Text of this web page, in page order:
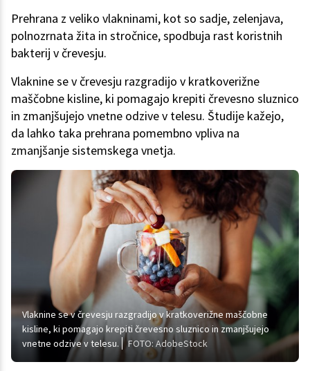
Prehrana z veliko vlakninami, kot so sadje, zelenjava,
polnozrnata žita in stročnice, spodbuja rast koristnih
bakterij v črevesju.
Vlaknine se v črevesju razgradijo v kratkoverižne
maščobne kisline, ki pomagajo krepiti črevesno sluznico
in zmanjšujejo vnetne odzive v telesu. Študije kažejo,
da lahko taka prehrana pomembno vpliva na
zmanjšanje sistemskega vnetja.
Vlaknine se v črevesju razgradijo v kratkoverižne maščobne
kisline, ki pomagajo krepiti črevesno sluznico in zmanjšujejo
vnetne odzive v telesu.
FOTO: AdobeStock